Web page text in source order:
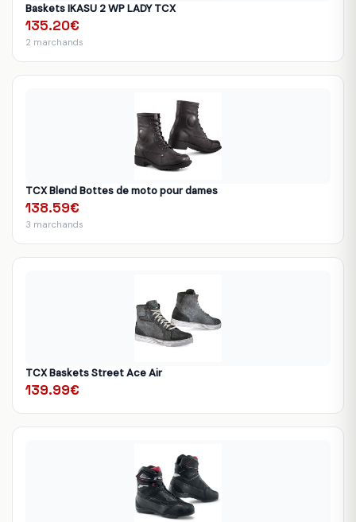
Baskets IKASU 2 WP LADY TCX
135.20€
2 marchands
TCX Blend Bottes de moto pour dames
138.59€
3 marchands
TCX Baskets Street Ace Air
139.99€